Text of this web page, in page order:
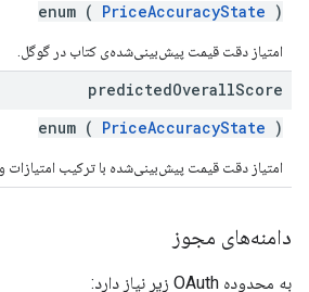
enum ( PriceAccuracyState )
امتیاز دقت قیمت پیش‌بینی‌شده‌ی کتاب در گوگل.
predictedOverallScore
enum ( PriceAccuracyState )
امتیاز دقت قیمت پیش‌بینی‌شده با ترکیب
دامنه‌های مجوز
به محدوده OAuth زیر نیاز دارد: